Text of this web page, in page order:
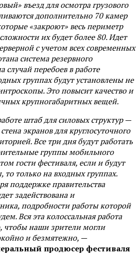
въезд для осмотра грузового
дополнительно 70 камер
«закроют» весь периметр
их будет более 80. Идет
с учетом всех современных
система резервного
случай перебоев в работе
группах будут установлены не
Это повысит качество и
крупногабаритных вещей.
штаб для силовых структур —
экранов для круглосуточного
Все три дня будут работать
группы мобильного
гости фестиваля, если и будут
только на входных группах.
поддержке правительства
задействована и
подробности работы которой
Вся эта колоссальная работа
чтобы наши зрители могли
и безмятежно, —
продюсер фестиваля